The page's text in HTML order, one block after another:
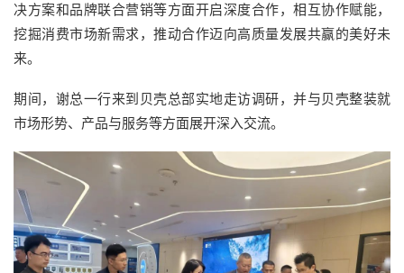
决方案和品牌联合营销等方面开启深度合作，相互协作赋能，
挖掘消费市场新需求，推动合作迈向高质量发展共赢的美好未
来。
期间，谢总一行来到贝壳总部实地走访调研，并与贝壳整装就
市场形势、产品与服务等方面展开深入交流。